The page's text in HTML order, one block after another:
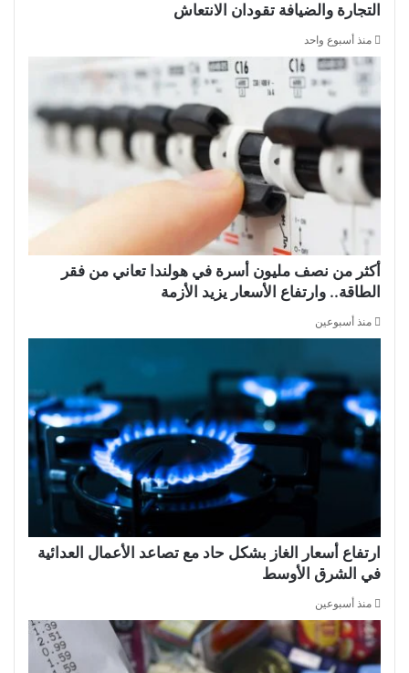
التجارة والضيافة تقودان الانتعاش
منذ أسبوع واحد
أكثر من نصف مليون أسرة في هولندا تعاني من فقر
الطاقة.. وارتفاع الأسعار يزيد الأزمة
منذ أسبوعين
ارتفاع أسعار الغاز بشكل حاد مع تصاعد الأعمال العدائية
في الشرق الأوسط
منذ أسبوعين